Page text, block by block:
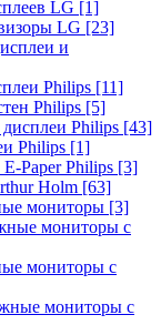
LG [1]
LG [23]
и
Philips [11]
Philips [5]
Philips [43]
Philips [1]
Paper Philips [3]
Holm [63]
мониторы [3]
мониторы с
мониторы с
мониторы с